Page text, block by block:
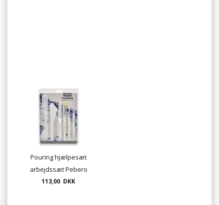
Pouring hjælpesæt
arbejdssæt Pebero
113,00 DKK